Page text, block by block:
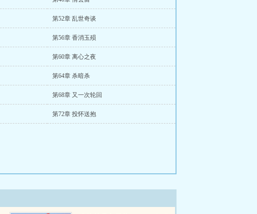
第52章 乱世奇谈
第56章 香消玉殒
第60章 离心之夜
第64章 杀暗杀
第68章 又一次轮回
第72章 投怀送抱